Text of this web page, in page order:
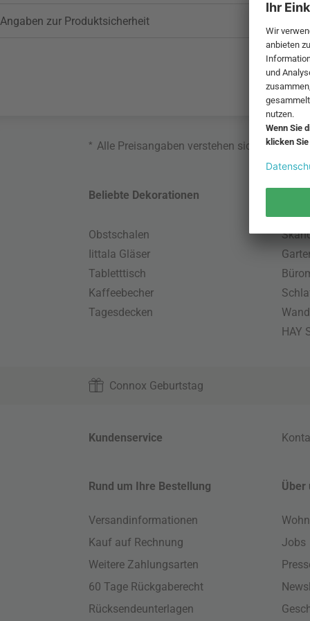
Angaben zur Produktsicherheit
* Alle Preisangaben verstehen sich inklusive
Beliebte Dekorationen
Obstschalen
Iittala Gläser
Tabletttisch
Kaffeebecher
Tagesdecken
HAY
Connox Geburtstag
Kundenservice
Rund um Ihre Bestellung
Versandinformationen
Kauf auf Rechnung
Weitere Zahlungsarten
60 Tage Rückgaberecht
Rücksendeunterlagen
Über
Jobs